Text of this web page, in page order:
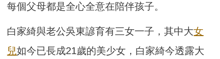
每個父母都是全心全意在陪伴孩子。
白家綺與老公吳東諺育有三女一子，其中大女
兒如今已長成21歲的美少女，白家綺今透露大